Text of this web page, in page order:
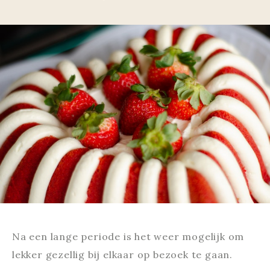
Na een lange periode is het weer mogelijk om
lekker gezellig bij elkaar op bezoek te gaan.